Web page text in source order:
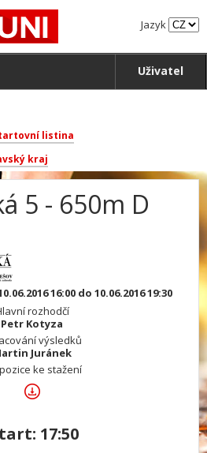
Jazyk
Uživatel
listina
kraj
5 - 650m D
16:00 do 10.06.2016 19:30
rozhodčí
Petr Kotyza
výsledků
Juránek
ke stažení
17:50